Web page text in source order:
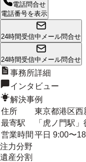
電話問合せ
電話番号を表示
24時間受信中 メール問合せ
24時間受信中 メール問合せ
事務所詳細
インタビュー
解決事例
住所
東京都港区西
最寄駅
「虎ノ門駅
営業時間 平日 9:00〜
注力分野
遺産分割